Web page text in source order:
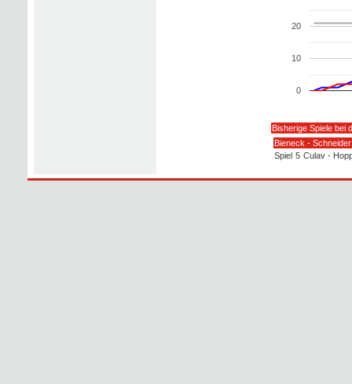
0
10
20
Bisherige Spiele bei
Bieneck -
Spiel 5 Culav -